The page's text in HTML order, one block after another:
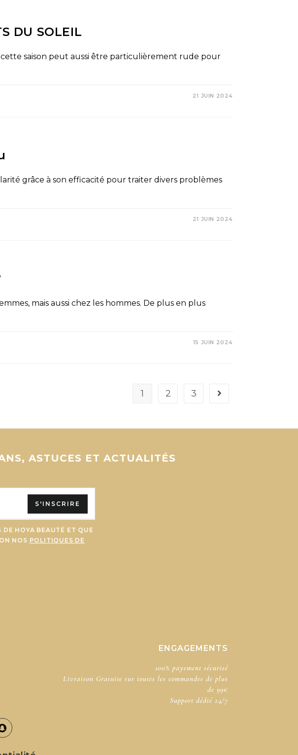
DU SOLEIL
saison peut aussi être particulièrement rude pour
21 JUIN 2024
grâce à son efficacité pour traiter divers problèmes
21 JUIN 2024
mais aussi chez les hommes. De plus en plus
15 JUIN 2024
1 2 3
ASTUCES ET ACTUALITÉS
S'INSCRIRE
DE HOYA BEAUTÉ ET QUE
NOS POLITIQUES DE
ENGAGEMENTS
100% payement sécurisé​
Livraison Gratuite sur toutes les commandes de plus
de 99€
Support dédié​ 24/7